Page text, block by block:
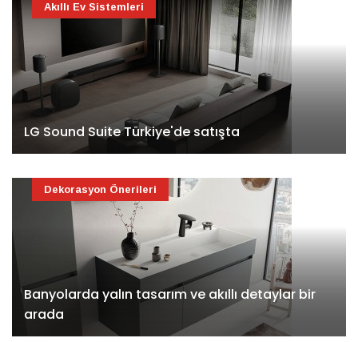
LG Sound Suite Türkiye'de satışta
Akıllı Ev Sistemleri
Banyolarda yalın tasarım ve akıllı detaylar bir
arada
Dekorasyon Önerileri